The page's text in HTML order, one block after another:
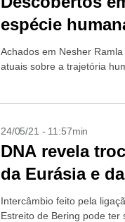
espécie
Achados em Nesher
atuais sobre a trajetória
24/05/21 - 11:57min
DNA revela
da Eurásia e
Intercâmbio feito pela
Estreito de Bering pode ter